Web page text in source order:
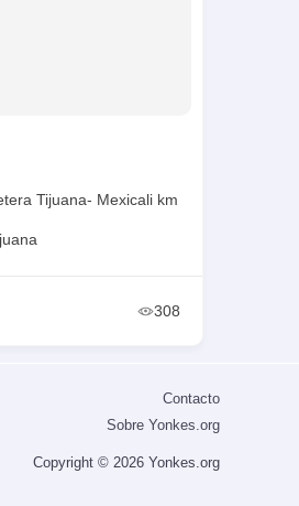
Tijuana- Mexicali km
308
Contacto
Sobre Yonkes.org
Copyright © 2026 Yonkes.org